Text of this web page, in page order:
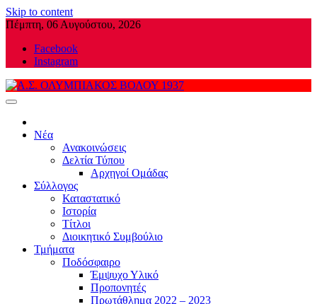
Skip to content
Πέμπτη, 06 Αυγούστου, 2026
Facebook
Instagram
Νέα
Ανακοινώσεις
Δελτία Τύπου
Αρχηγοί Ομάδας
Σύλλογος
Καταστατικό
Ιστορία
Τίτλοι
Διοικητικό Συμβούλιο
Τμήματα
Ποδόσφαιρο
Έμψυχο Υλικό
Προπονητές
Πρωτάθλημα 2022 – 2023